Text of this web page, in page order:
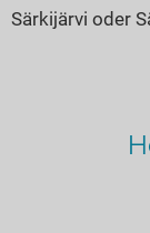
Särkijärvi oder